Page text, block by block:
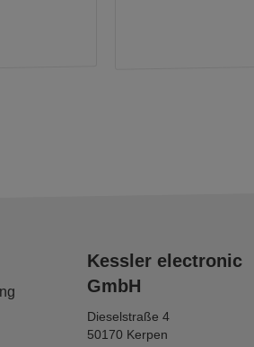
Kessler electronic
GmbH
Dieselstraße 4
50170 Kerpen